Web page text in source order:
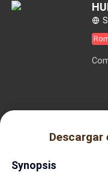
Descargar
Synopsis